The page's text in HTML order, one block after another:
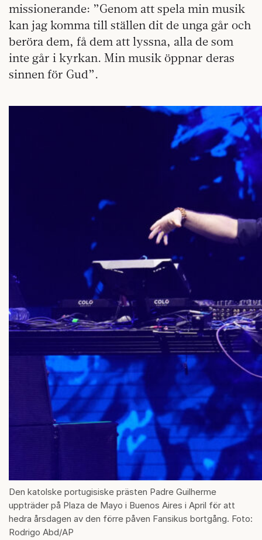
missionerande: ”Genom att spela min musik
kan jag komma till ställen dit de unga går och
beröra dem, få dem att lyssna, alla de som
inte går i kyrkan. Min musik öppnar deras
sinnen för Gud”.
Den katolske portugisiske prästen Padre Guilherme
uppträder på Plaza de Mayo i Buenos Aires i April för att
hedra årsdagen av den förre påven Fansikus bortgång. Foto:
Rodrigo Abd/AP